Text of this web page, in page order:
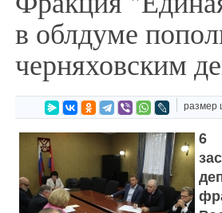
в облдуме
черняховским
размер
6